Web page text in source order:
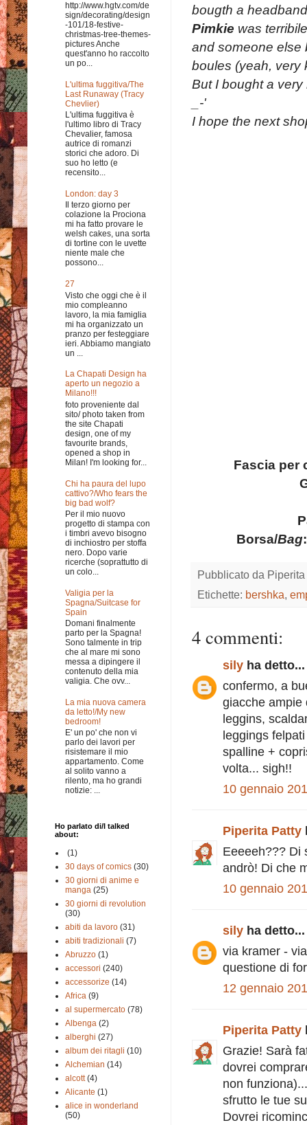
bougth a
Pimkie was
and someone else
boules (yeah, very
But I bought a
_-'
I hope the next
Fascia per
Borsa/Bag:
Pubblicato da
Etichette: bershka,
4 commenti:
sily ha detto...
confermo, a
giacche ampie
leggins,
leggings
spalline +
volta... sigh!!
10 gennaio
Piperita Patty
Eeeeeh??? Di
andrò! Di che
10 gennaio
sily ha detto...
via kramer -
questione di
12 gennaio
Piperita Patty
Grazie! Sarà
dovrei
non
sfrutto le tue
Dovrei
http://www.hgtv.com/de
sign/decorating/design
-101/18-festive-
christmas-tree-themes-
pictures Anche
quest'anno ho raccolto
un po...
L'ultima fuggitiva/The
Last Runaway (Tracy
Chevlier)
L'ultima fuggitiva è
l'ultimo libro di Tracy
Chevalier, famosa
autrice di romanzi
storici che adoro. Di
suo ho letto (e
recensito...
London: day 3
Il terzo giorno per
colazione la Prociona
mi ha fatto provare le
welsh cakes, una sorta
di tortine con le uvette
niente male che
possono...
27
Visto che oggi che è il
mio compleanno
lavoro, la mia famiglia
mi ha organizzato un
pranzo per festeggiare
ieri. Abbiamo mangiato
un ...
La Chapati Design ha
aperto un negozio a
Milano!!!
foto proveniente dal
sito/ photo taken from
the site Chapati
design, one of my
favourite brands,
opened a shop in
Milan! I'm looking for...
Chi ha paura del lupo
cattivo?/Who fears the
big bad wolf?
Per il mio nuovo
progetto di stampa con
i timbri avevo bisogno
di inchiostro per stoffa
nero. Dopo varie
ricerche (soprattutto di
un colo...
Valigia per la
Spagna/Suitcase for
Spain
Domani finalmente
parto per la Spagna!
Sono talmente in trip
che al mare mi sono
messa a dipingere il
contenuto della mia
valigia. Che ovv...
La mia nuova camera
da letto!/My new
bedroom!
E' un po' che non vi
parlo dei lavori per
risistemare il mio
appartamento. Come
al solito vanno a
rilento, ma ho grandi
notizie: ...
Ho parlato di/I talked
about:
(1)
30 days of comics (30)
30 giorni di anime e
manga (25)
30 giorni di revolution
(30)
abiti da lavoro (31)
abiti tradizionali (7)
Abruzzo (1)
accessori (240)
accessorize (14)
Africa (9)
al supermercato (78)
Albenga (2)
alberghi (27)
album dei ritagli (10)
Alchemian (14)
alcott (4)
Alicante (1)
alice in wonderland
(50)